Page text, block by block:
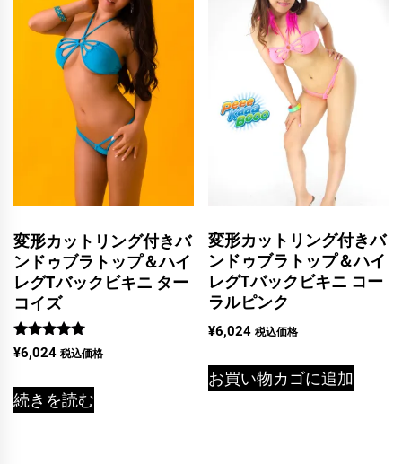
変形カットリング付きバ
ンドゥブラトップ＆ハイ
レグTバックビキニ ター
コイズ
5段階中
5.00
¥6,024 税込価格
続きを読む
変形カットリング付きバ
ンドゥブラトップ＆ハイ
レグTバックビキニ コー
ラルピンク
¥6,024 税込価格
お買い物カゴに追加